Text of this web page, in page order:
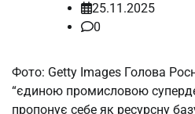
25.11.2025
0
Фото: Getty Images Голова
“єдиною промисловою
пропонує себе як ресурсну